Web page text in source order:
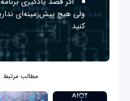
ولی هیچ پیش‌زمینه‌ای
کنید.
مطالب مرتبط